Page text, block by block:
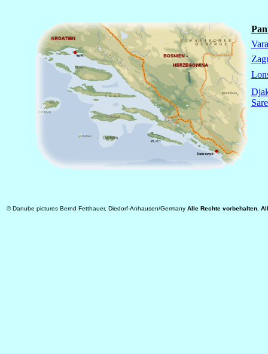
© Danube pictures Bernd Fetthauer, Diedorf-Anhausen/Germany Alle Rechte vorbehalten.